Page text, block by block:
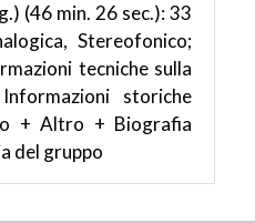
(46 min. 26 sec.): 33
Stereofonico;
tecniche sulla
storiche
+ Altro + Biografia
del gruppo